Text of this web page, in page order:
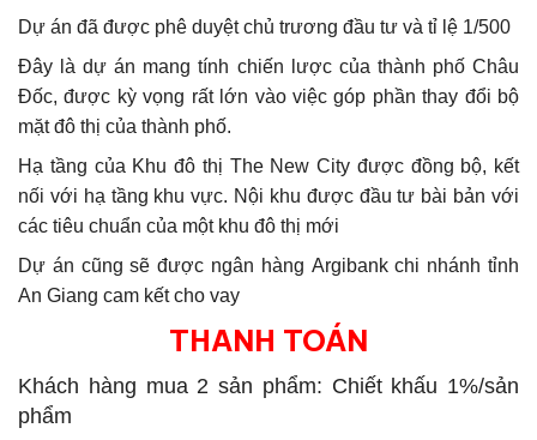
Dự án đã được phê duyệt chủ trương đầu tư và tỉ lệ 1/500
Đây là dự án mang tính chiến lược của thành phố Châu
Đốc, được kỳ vọng rất lớn vào việc góp phần thay đổi bộ
mặt đô thị của thành phố.
Hạ tầng của Khu đô thị The New City được đồng bộ, kết
nối với hạ tầng khu vực. Nội khu được đầu tư bài bản với
các tiêu chuẩn của một khu đô thị mới
Dự án cũng sẽ được ngân hàng Argibank chi nhánh tỉnh
An Giang cam kết cho vay
THANH TOÁN
Khách hàng mua 2 sản phẩm: Chiết khấu 1%/sản
phẩm